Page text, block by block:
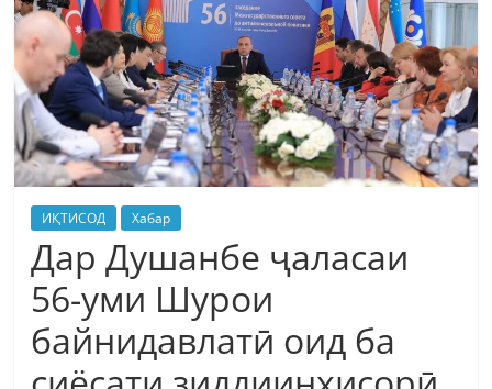
ИҚТИСОД Хабар
Дар Душанбе ҷаласаи
56-уми Шурои
байнидавлатӣ оид ба